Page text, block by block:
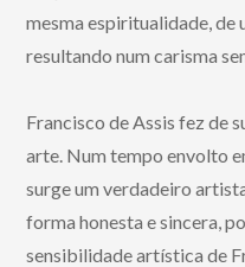
mesma espiritualidade, de
resultando num carisma
Francisco de Assis fez de
arte. Num tempo envolto
surge um verdadeiro
forma honesta e sincera,
sensibilidade artística de